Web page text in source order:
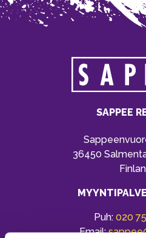
SAPPEE
36450
Puh: 020
Email: